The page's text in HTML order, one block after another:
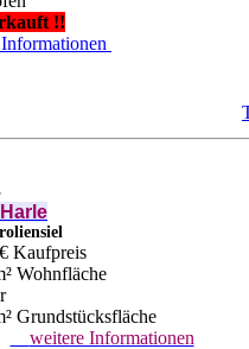
!!
Kaufpreis
Wohnfläche
Grundstücksfläche
weitere Informationen